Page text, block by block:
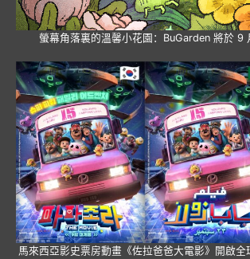
螢幕角落裏的溫馨小花園：BuGarden 將於 9
馬來西亞影史票房動畫《佐拉爸爸大電影》開啟全